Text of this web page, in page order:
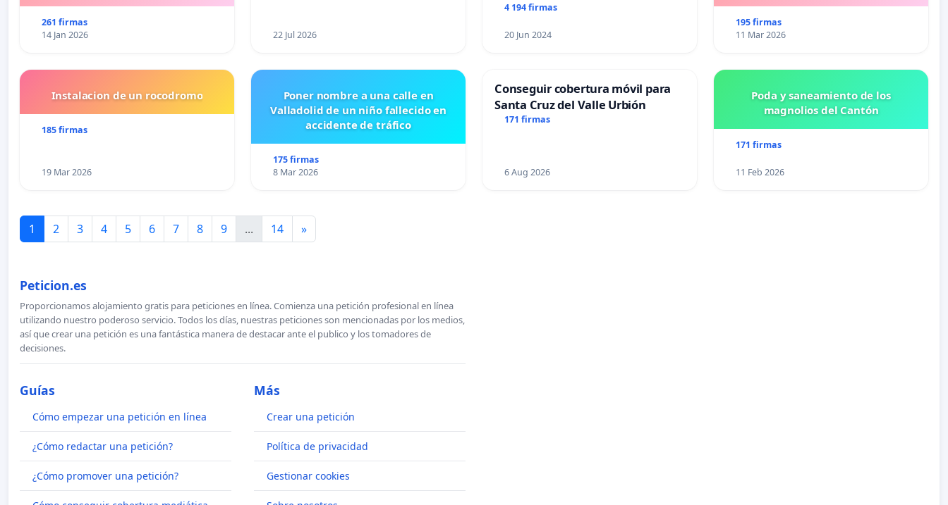
261 firmas
14 Jan 2026
22 Jul 2026
4 194 firmas
20 Jun 2024
195 firmas
11 Mar 2026
Instalacion de un rocodromo
185 firmas
19 Mar 2026
Poner nombre a una calle en
Valladolid de un niño fallecido en
accidente de tráfico
175 firmas
8 Mar 2026
Conseguir cobertura móvil para
Santa Cruz del Valle Urbión
171 firmas
6 Aug 2026
Poda y saneamiento de los
magnolios del Cantón
171 firmas
11 Feb 2026
1 2 3 4 5 6 7 8 9 ... 14 »
Peticion.es
Proporcionamos alojamiento gratis para peticiones en línea. Comienza una petición profesional en línea
utilizando nuestro poderoso servicio. Todos los días, nuestras peticiones son mencionadas por los medios,
así que crear una petición es una fantástica manera de destacar ante el publico y los tomadores de
decisiones.
Guías
Cómo empezar una petición en línea
¿Cómo redactar una petición?
¿Cómo promover una petición?
Más
Crear una petición
Política de privacidad
Gestionar cookies